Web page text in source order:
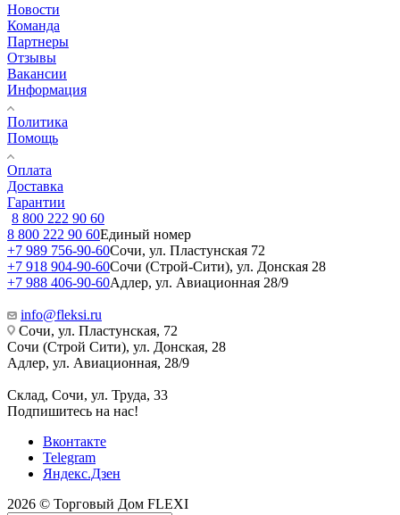
Новости
Команда
Партнеры
Отзывы
Вакансии
Информация
Политика
Помощь
Оплата
Доставка
Гарантии
8 800 222 90 60
8 800 222 90 60Единый номер
+7 989 756-90-60Сочи, ул. Пластунская 72
+7 918 904-90-60Сочи (Строй-Сити), ул. Донская 28
+7 988 406-90-60Адлер, ул. Авиационная 28/9
info@fleksi.ru
Сочи, ул. Пластунская, 72
Сочи (Строй Сити), ул. Донская, 28
Адлер, ул. Авиационная, 28/9
Склад, Сочи, ул. Труда, 33
Подпишитесь на нас!
Вконтакте
Telegram
Яндекс.Дзен
2026 © Торговый Дом FLEXI